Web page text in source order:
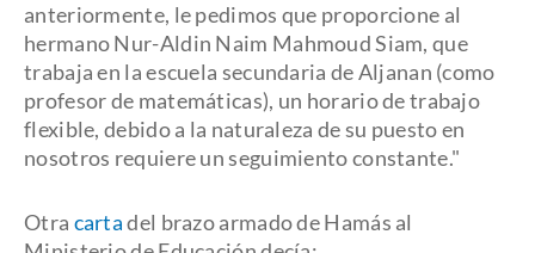
anteriormente, le pedimos que proporcione al
hermano Nur-Aldin Naim Mahmoud Siam, que
trabaja en la escuela secundaria de Aljanan (como
profesor de matemáticas), un horario de trabajo
flexible, debido a la naturaleza de su puesto en
nosotros requiere un seguimiento constante."
Otra cartadel brazo armado de Hamás al